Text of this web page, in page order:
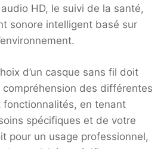
HD, le suivi de la santé,
sonore intelligent basé sur
d’un casque sans fil doit
des différentes
fonctionnalités, en tenant
spécifiques et de votre
pour un usage professionnel,